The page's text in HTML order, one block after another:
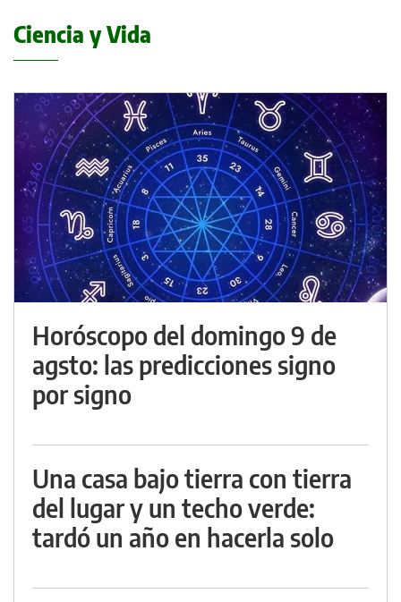
Ciencia y Vida
Horóscopo del domingo 9 de
agsto: las predicciones signo
por signo
Una casa bajo tierra con tierra
del lugar y un techo verde:
tardó un año en hacerla solo